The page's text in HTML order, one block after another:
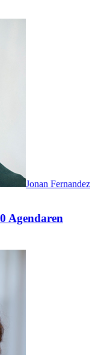
Jonan Fernandez
Agendaren